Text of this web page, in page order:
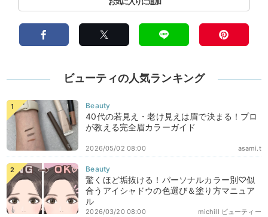
ビューティの人気ランキング
40代の若見え・老け見えは眉で決まる！プロ
が教える完全眉カラーガイド
asami.t
2026/05/02 08:00
驚くほど垢抜ける！パーソナルカラー別♡似
合うアイシャドウの色選び＆塗り方マニュア
ル
michill ビューティー
2026/03/20 08:00